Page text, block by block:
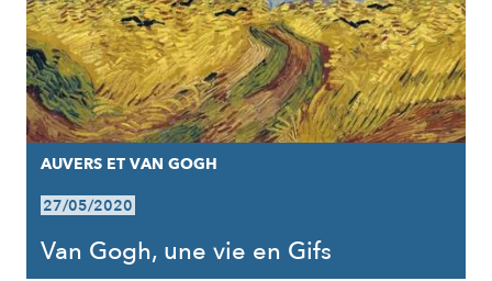
AUVERS ET VAN GOGH
27/05/2020
Van Gogh, une vie en Gifs